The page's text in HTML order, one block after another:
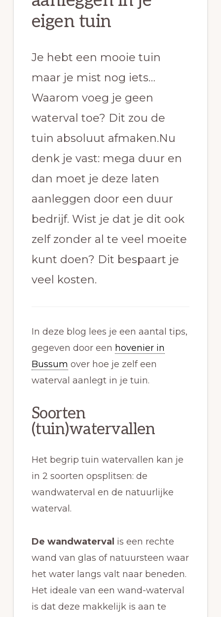
eigen tuin
Je hebt een mooie tuin
maar je mist nog iets…
Waarom voeg je geen
waterval toe? Dit zou de
tuin absoluut afmaken.Nu
denk je vast: mega duur en
dan moet je deze laten
aanleggen door een duur
bedrijf. Wist je dat je dit ook
zelf zonder al te veel moeite
kunt doen? Dit bespaart je
veel kosten.
In deze blog lees je een aantal tips,
gegeven door een hovenier in
Bussum over hoe je zelf een
waterval aanlegt in je tuin.
Soorten
(tuin)watervallen
Het begrip tuin watervallen kan je
in 2 soorten opsplitsen: de
wandwaterval en de natuurlijke
waterval.
De wandwaterval is een rechte
wand van glas of natuursteen waar
het water langs valt naar beneden.
Het ideale van een wand-waterval
is dat deze makkelijk is aan te